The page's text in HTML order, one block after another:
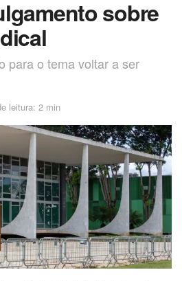
sobre
para o tema voltar a ser
leitura: 2 min